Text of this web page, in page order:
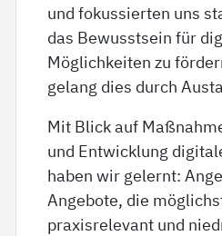
und fokussierten uns
das Bewusstsein für
Möglichkeiten zu
gelang dies durch
Mit Blick auf
und Entwicklung
haben wir gelernt:
Angebote, die
praxisrelevant und